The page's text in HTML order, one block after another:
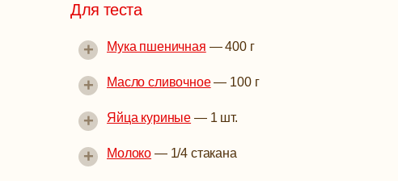
Для теста
Мука пшеничная —400 г
+
Масло сливочное— 100 г
+
Яйца куриные — 1 шт.
+
Молоко — 1/4 стакана
+